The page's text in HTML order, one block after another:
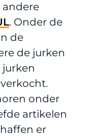
. Onder de
de
de jurken
jurken
onder
artikelen
er